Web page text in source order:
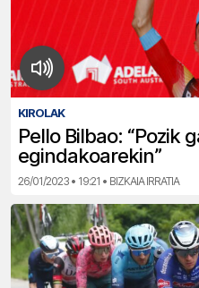
KIROLAK
Pello Bilbao: “Pozik
egindakoarekin”
26/01/2023 • 19:21 • BIZKAIA IRRATIA